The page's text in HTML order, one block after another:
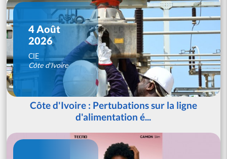
4 Août
2026
CIE
Côte d'Ivoire
Côte d'Ivoire : Pertubations sur la ligne
d'alimentation é...